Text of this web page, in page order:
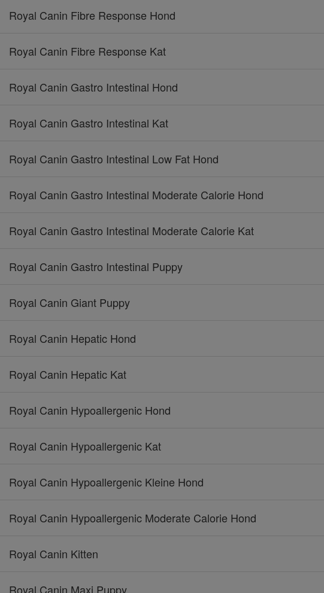
Royal Canin Fibre Response Hond
Royal Canin Fibre Response Kat
Royal Canin Gastro Intestinal Hond
Royal Canin Gastro Intestinal Kat
Royal Canin Gastro Intestinal Low Fat Hond
Royal Canin Gastro Intestinal Moderate Calorie Hond
Royal Canin Gastro Intestinal Moderate Calorie Kat
Royal Canin Gastro Intestinal Puppy
Royal Canin Giant Puppy
Royal Canin Hepatic Hond
Royal Canin Hepatic Kat
Royal Canin Hypoallergenic Hond
Royal Canin Hypoallergenic Kat
Royal Canin Hypoallergenic Kleine Hond
Royal Canin Hypoallergenic Moderate Calorie Hond
Royal Canin Kitten
Royal Canin Maxi Puppy